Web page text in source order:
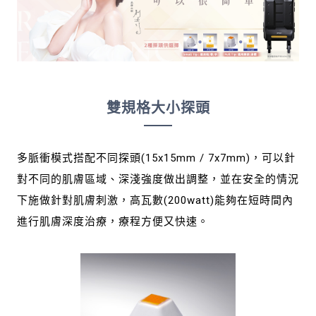
雙規格大小探頭
多脈衝模式搭配不同探頭(15x15mm / 7x7mm)，可以針
對不同的肌膚區域、深淺強度做出調整，並在安全的情況
下施做針對肌膚刺激，高瓦數(200watt)能夠在短時間內
進行肌膚深度治療，療程方便又快速。